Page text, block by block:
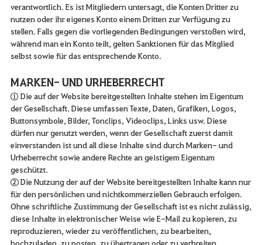
verantwortlich. Es ist Mitgliedern untersagt, die Konten Dritter zu
nutzen oder ihr eigenes Konto einem Dritten zur Verfügung zu
stellen. Falls gegen die vorliegenden Bedingungen verstoßen wird,
während man ein Konto teilt, gelten Sanktionen für das Mitglied
selbst sowie für das entsprechende Konto.
MARKEN- UND URHEBERRECHT
① Die auf der Website bereitgestellten Inhalte stehen im Eigentum
der Gesellschaft. Diese umfassen Texte, Daten, Grafiken, Logos,
Buttonsymbole, Bilder, Tonclips, Videoclips, Links usw. Diese
dürfen nur genutzt werden, wenn der Gesellschaft zuerst damit
einverstanden ist und all diese Inhalte sind durch Marken- und
Urheberrecht sowie andere Rechte an geistigem Eigentum
geschützt.
② Die Nutzung der auf der Website bereitgestellten Inhalte kann nur
für den persönlichen und nichtkommerziellen Gebrauch erfolgen.
Ohne schriftliche Zustimmung der Gesellschaft ist es nicht zulässig,
diese Inhalte in elektronischer Weise wie E-Mail zu kopieren, zu
reproduzieren, wieder zu veröffentlichen, zu bearbeiten,
hochzuladen, zu posten, zu übertragen oder zu verbreiten.